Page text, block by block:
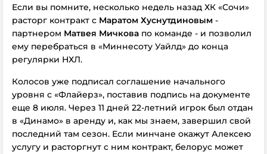
Если вы помните, несколько недель назад ХК «Сочи»
расторг контракт с Маратом Хуснутдиновым -
партнером Матвея Мичкова по команде - и позволил
ему перебраться в «Миннесоту Уайлд» до конца
регулярки НХЛ.
Колосов уже подписал соглашение начального
уровня с «Флайерз», поставив подпись на документе
еще 8 июля. Через 11 дней 22-летний игрок был отдан
в «Динамо» в аренду и, как мы знаем, завершил свой
последний там сезон. Если минчане окажут Алексею
услугу и расторгнут с ним контракт, белорус может